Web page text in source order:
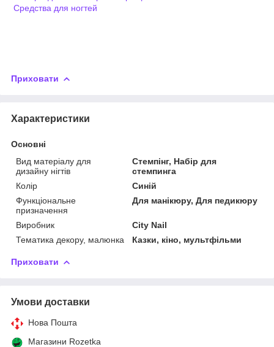
Средства для ногтей
Приховати
Характеристики
Основні
Вид матеріалу для
дизайну нігтів
Стемпінг, Набір для
стемпинга
Колір
Синій
Функціональне
призначення
Для манікюру, Для педикюру
Виробник
City Nail
Тематика декору, малюнка
Казки, кіно, мультфільми
Приховати
Умови доставки
Нова Пошта
Магазини Rozetka